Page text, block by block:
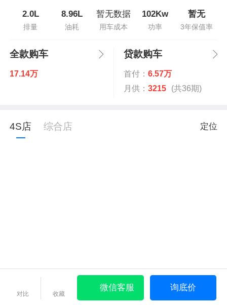
2.0L
排量
8.96L
油耗
暂无数据
用车成本
102Kw
功率
暂无
3年保值率
全款购车
17.14万
贷款购车
首付： 6.57万
月供： 3215 (共36期)
4S店 综合店 定位
对比 收藏
微信客服 询底价